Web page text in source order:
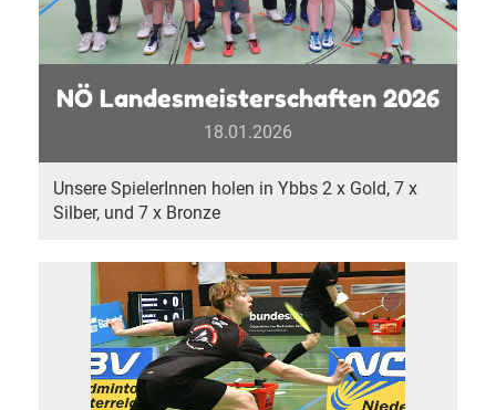
NÖ Landesmeisterschaften 2026
18.01.2026
Unsere SpielerInnen holen in Ybbs 2 x Gold, 7 x
Silber, und 7 x Bronze